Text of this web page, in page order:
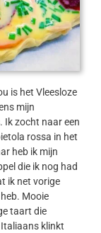
is het Vleesloze
mijn
Ik zocht naar een
rossa in het
heb ik mijn
die ik nog had
ik net vorige
Mooie
taart die
klinkt